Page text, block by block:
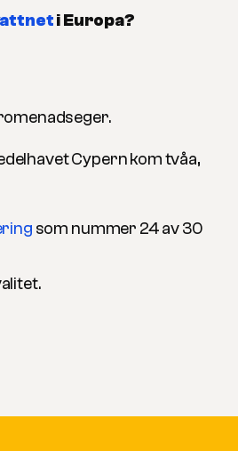
i Europa?
Cypern kom tvåa,
som nummer 24 av 30